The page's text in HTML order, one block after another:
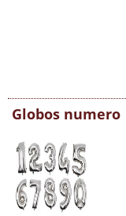
Globos numero